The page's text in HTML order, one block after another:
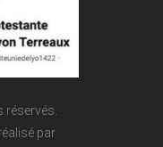
réservés.
par